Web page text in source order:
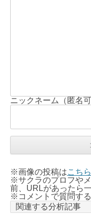
ニックネーム（匿名可
※画像の投稿はこちら
※サクラのプロフや
前、URLがあったら
※コメントで質問す
関連する分析記事